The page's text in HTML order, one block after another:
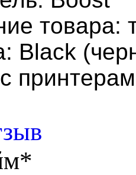
товара:
Black